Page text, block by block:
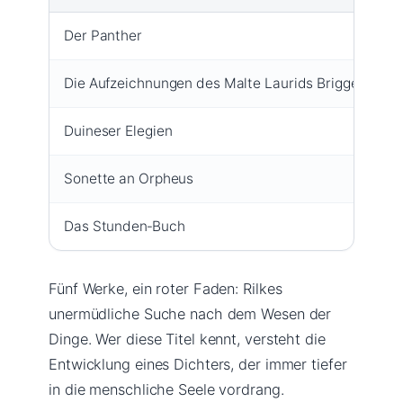
Der Panther
Die Aufzeichnungen des Malte Laurids Brigge
Duineser Elegien
Sonette an Orpheus
Das Stunden‑Buch
Fünf Werke, ein roter Faden: Rilkes
unermüdliche Suche nach dem Wesen der
Dinge. Wer diese Titel kennt, versteht die
Entwicklung eines Dichters, der immer tiefer
in die menschliche Seele vordrang.